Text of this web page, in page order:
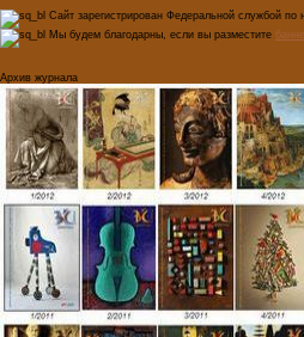
Сайт зарегистрирован Федеральной службой
Мы будем благодарны, если вы разместите
Архив журнала